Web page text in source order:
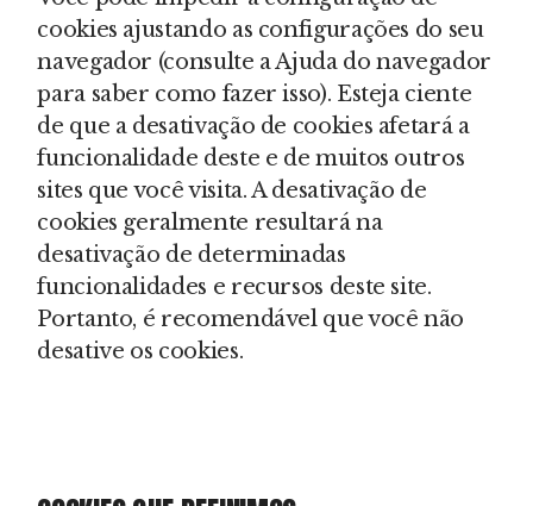
cookies ajustando as configurações do seu
navegador (consulte a Ajuda do navegador
para saber como fazer isso). Esteja ciente
de que a desativação de cookies afetará a
funcionalidade deste e de muitos outros
sites que você visita. A desativação de
cookies geralmente resultará na
desativação de determinadas
funcionalidades e recursos deste site.
Portanto, é recomendável que você não
desative os cookies.